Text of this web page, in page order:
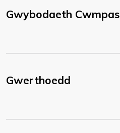
Gwybodaeth Cwmpas
Gwerthoedd